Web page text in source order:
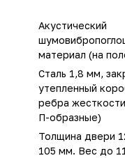
Акустический
материал (на
Сталь 1,8 мм,
утепленный
ребра
П-образные)
Толщина двери
105 мм. Вес до